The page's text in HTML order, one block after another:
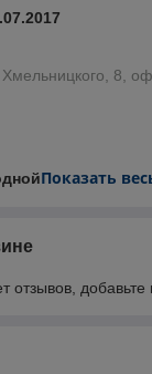
Хмельницкого, 8,
Показать
отзывов, добавьте